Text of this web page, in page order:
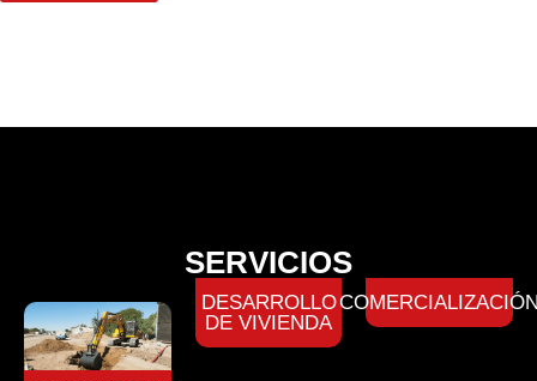
SERVICIOS
DESARROLLO
DE VIVIENDA